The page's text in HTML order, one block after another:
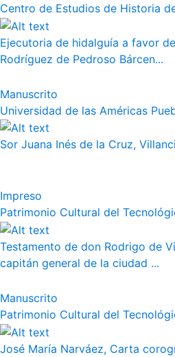
Centro de Estudios de Historia
Ejecutoria de hidalguía a favor
Rodríguez de Pedroso Bárcen...
Manuscrito
Universidad de las Américas
Sor Juana Inés de la Cruz,
Impreso
Patrimonio Cultural del
Testamento de don Rodrigo de
capitán general de la ciudad ...
Manuscrito
Patrimonio Cultural del
José María Narváez, Carta